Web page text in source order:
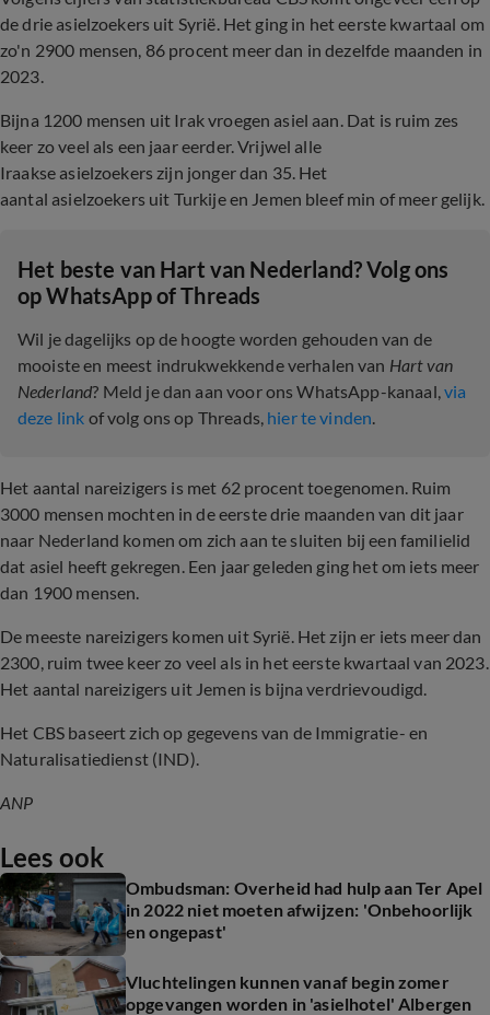
de drie asielzoekers uit Syrië. Het ging in het eerste kwartaal om
zo'n 2900 mensen, 86 procent meer dan in dezelfde maanden in
2023.
Bijna 1200 mensen uit Irak vroegen asiel aan. Dat is ruim zes
keer zo veel als een jaar eerder. Vrijwel alle
Iraakse asielzoekers zijn jonger dan 35. Het
aantal asielzoekers uit Turkije en Jemen bleef min of meer gelijk.
Het beste van Hart van Nederland? Volg ons
op WhatsApp of Threads
Wil je dagelijks op de hoogte worden gehouden van de
mooiste en meest indrukwekkende verhalen van Hart van
Nederland? Meld je dan aan voor ons WhatsApp-kanaal,via
deze link of volg ons op Threads, hier te vinden.
Het aantal nareizigers is met 62 procent toegenomen. Ruim
3000 mensen mochten in de eerste drie maanden van dit jaar
naar Nederland komen om zich aan te sluiten bij een familielid
dat asiel heeft gekregen. Een jaar geleden ging het om iets meer
dan 1900 mensen.
De meeste nareizigers komen uit Syrië. Het zijn er iets meer dan
2300, ruim twee keer zo veel als in het eerste kwartaal van 2023.
Het aantal nareizigers uit Jemen is bijna verdrievoudigd.
Het CBS baseert zich op gegevens van de Immigratie- en
Naturalisatiedienst (IND).
ANP
Lees ook
Ombudsman: Overheid had hulp aan Ter Apel
in 2022 niet moeten afwijzen: 'Onbehoorlijk
en ongepast'
Vluchtelingen kunnen vanaf begin zomer
opgevangen worden in 'asielhotel' Albergen